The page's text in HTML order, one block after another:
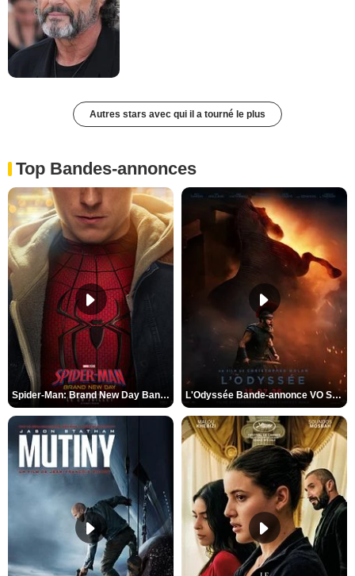
Autres stars avec qui il a tourné le plus
Top Bandes-annonces
Spider-Man: Brand New Day Bande-annonce VO STFR L'Odyssée Bande-annonce VO STFR